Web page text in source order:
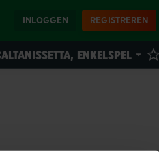
INLOGGEN REGISTREREN
ENKELSPEL